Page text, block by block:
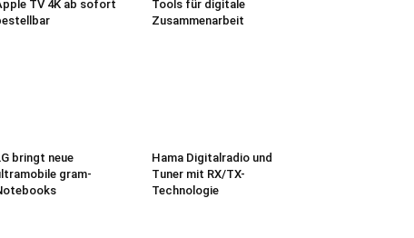
TV 4K ab sofort
Tools für digitale
Zusammenarbeit
bringt neue
gram-
Hama Digitalradio und
Tuner mit RX/TX-
Technologie